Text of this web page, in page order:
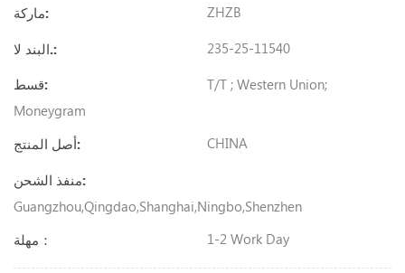
ماركة: ZHZB
البند لا.: 235-25-11540
قسط:
T/T ; Western Union;
Moneygram
أصل المنتج:
CHINA
منفذ الشحن:
Guangzhou,Qingdao,Shanghai,Ningbo,Shenzhen
مهلة：
1-2 Work Day